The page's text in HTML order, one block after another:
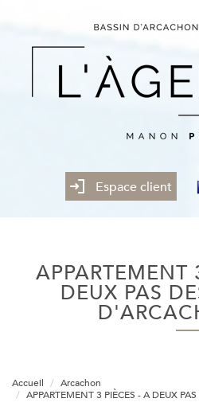
Espace client
APPARTEMENT 3 PIÈCES - A
DEUX PAS
Accueil
Arcachon
APPARTEMENT 3 PIÈCES - A DEUX